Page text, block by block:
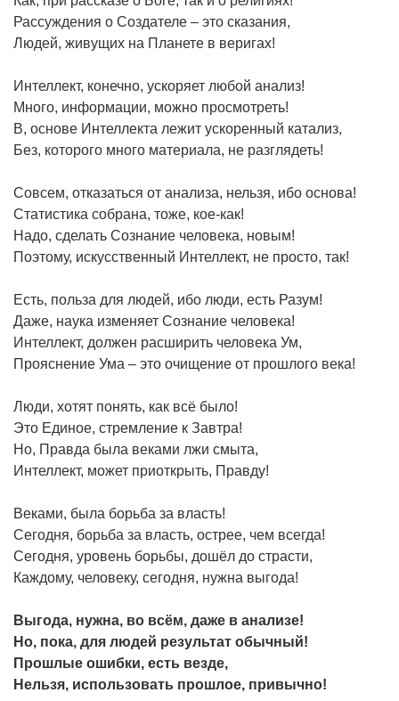
Рассуждения о Создателе – это сказания,
Людей, живущих на Планете в веригах!
Интеллект, конечно, ускоряет любой анализ!
Много, информации, можно просмотреть!
В, основе Интеллекта лежит ускоренный катализ,
Без, которого много материала, не разглядеть!
Совсем, отказаться от анализа, нельзя, ибо основа!
Статистика собрана, тоже, кое-как!
Надо, сделать Сознание человека, новым!
Поэтому, искусственный Интеллект, не просто, так!
Есть, польза для людей, ибо люди, есть Разум!
Даже, наука изменяет Сознание человека!
Интеллект, должен расширить человека Ум,
Прояснение Ума – это очищение от прошлого века!
Люди, хотят понять, как всё было!
Это Единое, стремление к Завтра!
Но, Правда была веками лжи смыта,
Интеллект, может приоткрыть, Правду!
Веками, была борьба за власть!
Сегодня, борьба за власть, острее, чем всегда!
Сегодня, уровень борьбы, дошёл до страсти,
Каждому, человеку, сегодня, нужна выгода!
Выгода, нужна, во всём, даже в анализе!
Но, пока, для людей результат обычный!
Прошлые ошибки, есть везде,
Нельзя, использовать прошлое, привычно!